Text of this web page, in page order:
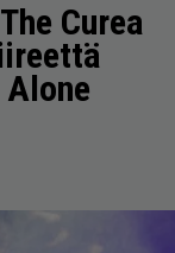
Curea